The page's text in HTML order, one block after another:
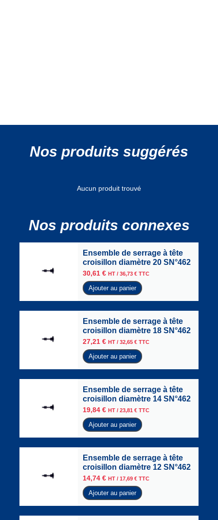
Nos produits suggérés
Aucun produit trouvé
Nos produits connexes
Ensemble de serrage à tête
croisillon diamètre 20 SN°462
30,61 € HT / 36,73 € TTC
Ajouter au panier
Ensemble de serrage à tête
croisillon diamètre 18 SN°462
27,21 € HT / 32,65 € TTC
Ajouter au panier
Ensemble de serrage à tête
croisillon diamètre 14 SN°462
19,84 € HT / 23,81 € TTC
Ajouter au panier
Ensemble de serrage à tête
croisillon diamètre 12 SN°462
14,74 € HT / 17,69 € TTC
Ajouter au panier